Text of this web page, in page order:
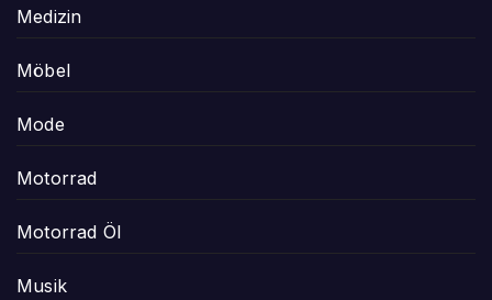
Medizin
Möbel
Mode
Motorrad
Motorrad Öl
Musik